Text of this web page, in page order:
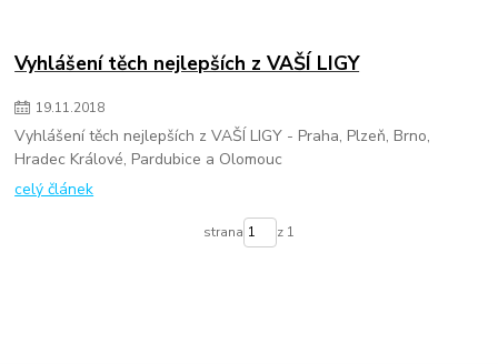
Vyhlášení těch nejlepších z VAŠÍ LIGY
19.11.2018
Vyhlášení těch nejlepších z VAŠÍ LIGY - Praha, Plzeň, Brno,
Hradec Králové, Pardubice a Olomouc
celý článek
strana z 1